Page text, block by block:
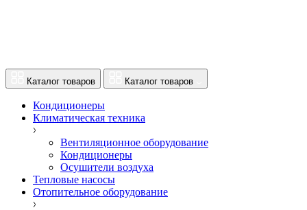
Каталог товаров Каталог товаров
Кондиционеры
Климатическая техника
Вентиляционное оборудование
Кондиционеры
Осушители воздуха
Тепловые насосы
Отопительное оборудование